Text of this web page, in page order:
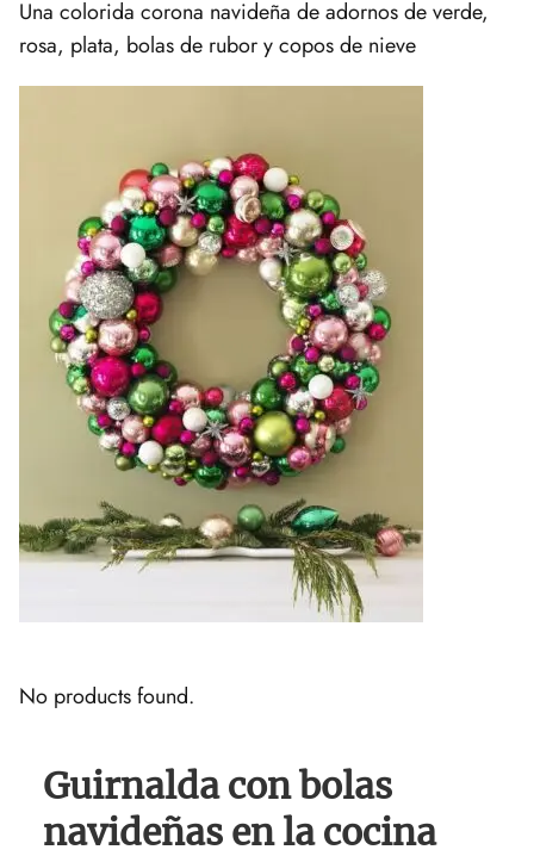
Una colorida corona navideña de adornos de verde,
rosa, plata, bolas de rubor y copos de nieve
No products found.
Guirnalda con bolas
navideñas en la cocina